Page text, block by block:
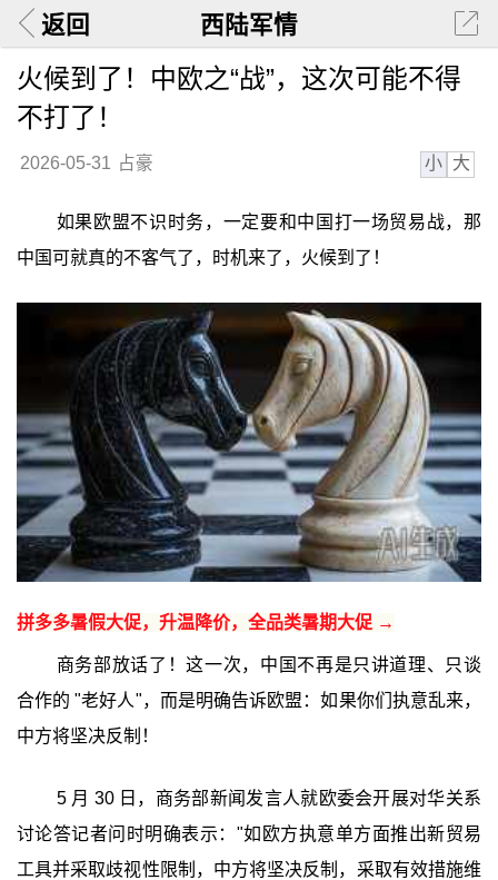
返回 西陆军情
火候到了！中欧之“战”，这次可能不得
不打了！
2026-05-31 占豪 小 大
如果欧盟不识时务，一定要和中国打一场贸易战，那
中国可就真的不客气了，时机来了，火候到了！
拼多多暑假大促，升温降价，全品类暑期大促 →
商务部放话了！这一次，中国不再是只讲道理、只谈
合作的 "老好人"，而是明确告诉欧盟：如果你们执意乱来，
中方将坚决反制！
5 月 30 日，商务部新闻发言人就欧委会开展对华关系
讨论答记者问时明确表示："如欧方执意单方面推出新贸易
工具并采取歧视性限制，中方将坚决反制，采取有效措施维